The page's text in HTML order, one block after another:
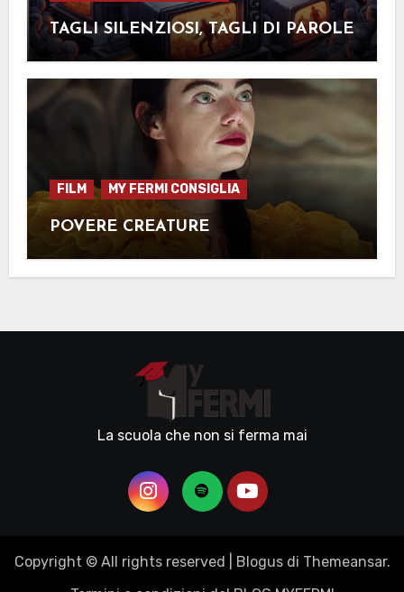
TAGLI SILENZIOSI, TAGLI DI PAROLE
FILM MY FERMI CONSIGLIA
POVERE CREATURE
La scuola che non si ferma mai
Copyright © All rights reserved Blogusdi Themeansar.